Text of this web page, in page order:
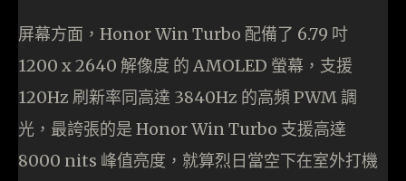
屏幕方面，Honor Win Turbo 配備了 6.79 吋
1200 x 2640 解像度 的 AMOLED 螢幕，支援
120Hz 刷新率同高達 3840Hz 的高頻 PWM 調
光，最誇張的是 Honor Win Turbo 支援高達
8000 nits 峰值亮度，就算烈日當空下在室外打機